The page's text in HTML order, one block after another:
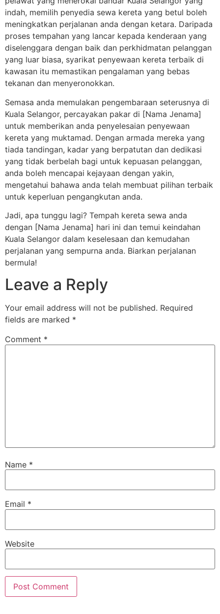
indah, memilih penyedia sewa kereta yang betul boleh
meningkatkan perjalanan anda dengan ketara. Daripada
proses tempahan yang lancar kepada kenderaan yang
diselenggara dengan baik dan perkhidmatan pelanggan
yang luar biasa, syarikat penyewaan kereta terbaik di
kawasan itu memastikan pengalaman yang bebas
tekanan dan menyeronokkan.
Semasa anda memulakan pengembaraan seterusnya di
Kuala Selangor, percayakan pakar di [Nama Jenama]
untuk memberikan anda penyelesaian penyewaan
kereta yang muktamad. Dengan armada mereka yang
tiada tandingan, kadar yang berpatutan dan dedikasi
yang tidak berbelah bagi untuk kepuasan pelanggan,
anda boleh mencapai kejayaan dengan yakin,
mengetahui bahawa anda telah membuat pilihan terbaik
untuk keperluan pengangkutan anda.
Jadi, apa tunggu lagi? Tempah kereta sewa anda
dengan [Nama Jenama] hari ini dan temui keindahan
Kuala Selangor dalam keselesaan dan kemudahan
perjalanan yang sempurna anda. Biarkan perjalanan
bermula!
Leave a Reply
Your email address will not be published. Required
fields are marked *
Comment *
Name *
Email *
Website